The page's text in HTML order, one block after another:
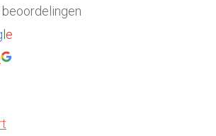
e